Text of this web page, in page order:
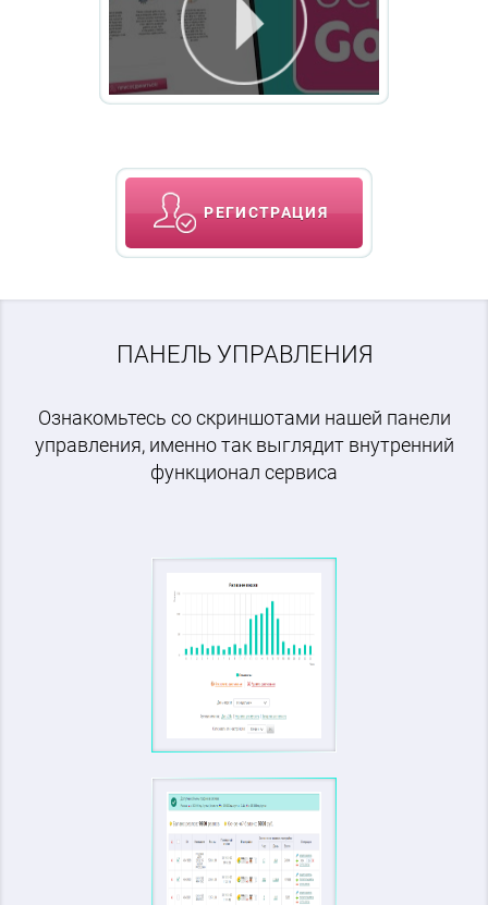
РЕГИСТРАЦИЯ
ПАНЕЛЬ УПРАВЛЕНИЯ
Ознакомьтесь со скриншотами нашей панели
управления, именно так выглядит внутренний
функционал сервиса